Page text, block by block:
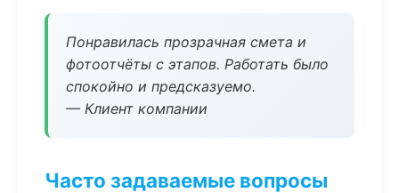
Понравилась прозрачная смета и
фотоотчёты с этапов. Работать было
спокойно и предсказуемо.
— Клиент компании
Часто задаваемые вопросы